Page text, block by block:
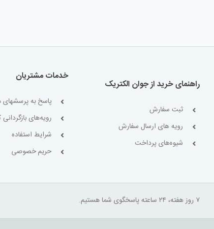
راهنمای خرید از جوان الکتریک
ثبت سفارش
رویه های ارسال سفارش
شیوه‌های پرداخت
خدمات مشتریان
پاسخ به پرسشهای
رویه‌های بازگردانی
شرایط استفاده
حریم خصوصی
۷ روز هفته، ۲۴ ساعته پاسخگوی شما هستیم.